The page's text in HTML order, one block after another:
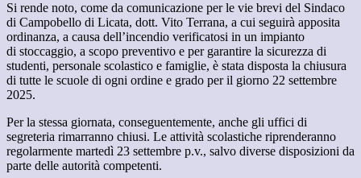
Si rende noto, come da comunicazione per le vie brevi del Sindaco
di Campobello di Licata, dott. Vito Terrana, a cui seguirà apposita
ordinanza, a causa dell’incendio verificatosi in un impianto
di stoccaggio, a scopo preventivo e per garantire la sicurezza di
studenti, personale scolastico e famiglie, è stata disposta la chiusura
di tutte le scuole di ogni ordine e grado per il giorno 22 settembre
2025.
Per la stessa giornata, conseguentemente, anche gli uffici di
segreteria rimarranno chiusi. Le attività scolastiche riprenderanno
regolarmente martedì 23 settembre p.v., salvo diverse disposizioni da
parte delle autorità competenti.